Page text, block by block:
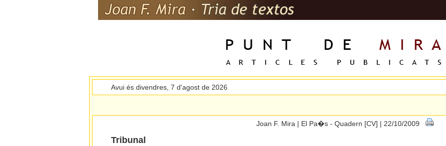
Avui és divendres, 7 d'agost de 2026
Joan F. Mira | El Pa�s - Quadern [CV] | 22/10/2009
Tribunal